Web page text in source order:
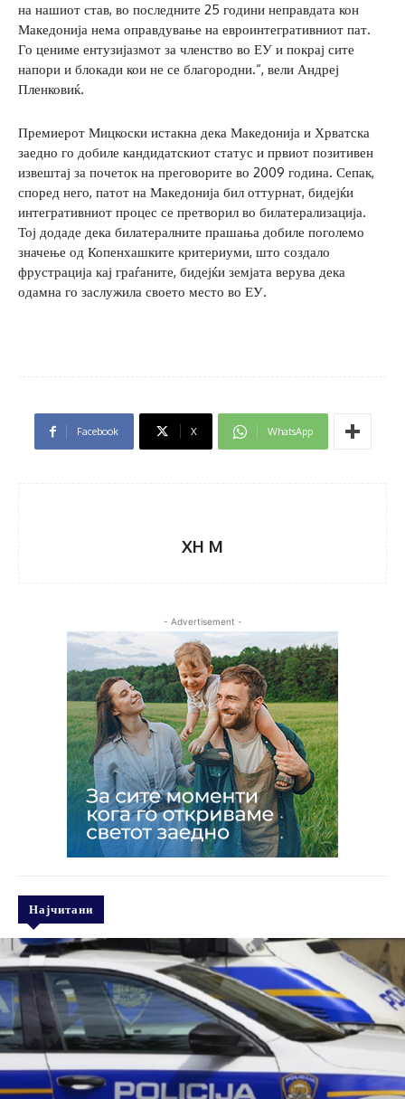
на нашиот став, во последните 25 години неправдата кон
Македонија нема оправдување на евроинтегративниот пат.
Го цениме ентузијазмот за членство во ЕУ и покрај сите
напори и блокади кои не се благородни.“, вели Андреј
Пленковиќ.
Премиерот Мицкоски истакна дека Македонија и Хрватска
заедно го добиле кандидатскиот статус и првиот позитивен
извештај за почеток на преговорите во 2009 година. Сепак,
според него, патот на Македонија бил оттурнат, бидејќи
интегративниот процес се претворил во билатерализација.
Тој додаде дека билатералните прашања добиле поголемо
значење од Копенхашките критериуми, што создало
фрустрација кај граѓаните, бидејќи земјата верува дека
одамна го заслужила своето место во ЕУ.
Facebook X WhatsApp
XH M
- Advertisement -
Најчитани